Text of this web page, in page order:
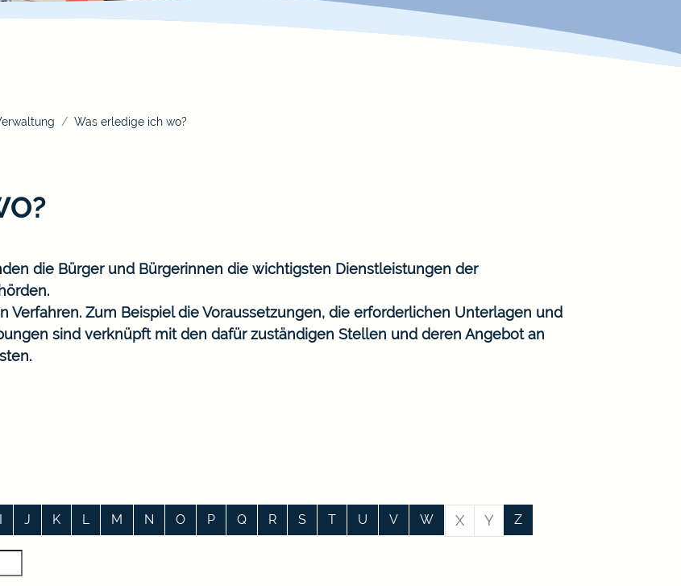
Was erledige ich wo?
die Bürger und Bürgerinnen die wichtigsten Dienstleistungen der
Verfahren. Zum Beispiel die Voraussetzungen, die erforderlichen Unterlagen und
sind verknüpft mit den dafür zuständigen Stellen und deren Angebot an
I J K L M N O P Q R S T U V W X Y Z